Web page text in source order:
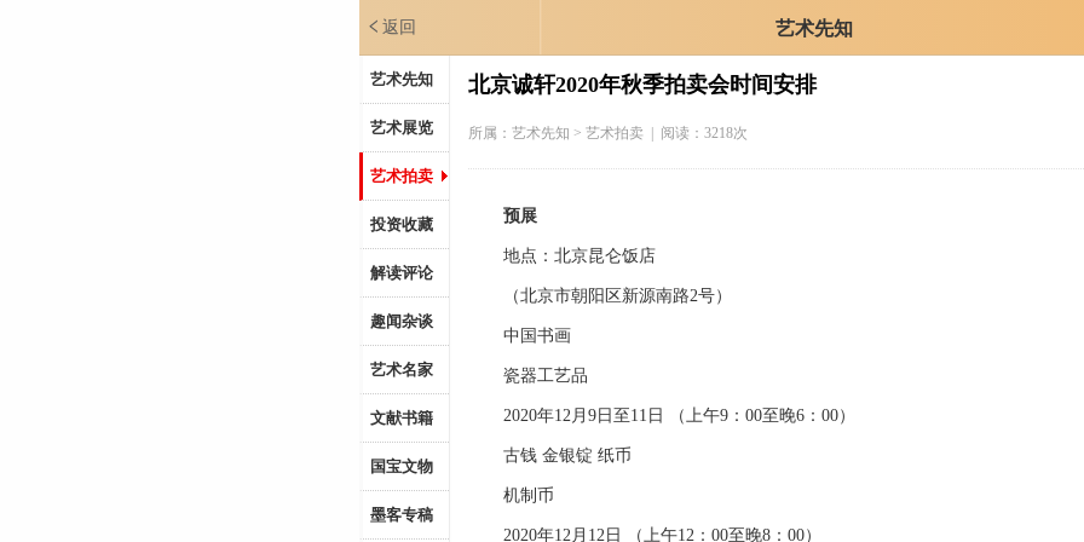
返回 艺术先知
艺术先知
艺术展览
艺术拍卖
投资收藏
解读评论
趣闻杂谈
艺术名家
文献书籍
国宝文物
墨客专稿
北京诚轩2020年秋季拍卖会时间安排
所属：艺术先知 > 艺术拍卖 | 阅读：3218次
预展
地点：北京昆仑饭店
（北京市朝阳区新源南路2号）
中国书画
瓷器工艺品
2020年12月9日至11日 （上午9：00至晚6：00）
古钱 金银锭 纸币
机制币
2020年12月12日 （上午12：00至晚8：00）